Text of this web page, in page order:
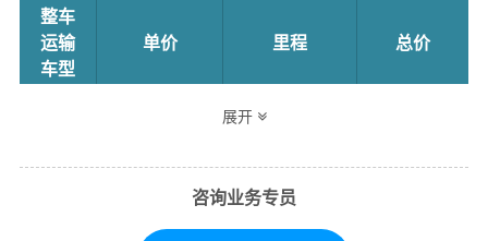
整车
运输
车型
单价 里程 总价
展开
咨询业务专员